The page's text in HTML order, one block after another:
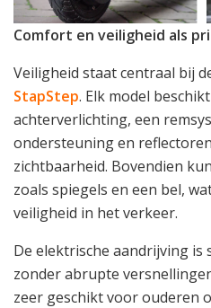
Comfort en veiligheid als
Veiligheid staat centraal bij
StapStep. Elk model
achterverlichting, een
ondersteuning en
zichtbaarheid. Bovendien
zoals spiegels en een bel,
veiligheid in het verkeer.
De elektrische aandrijving is
zonder abrupte
zeer geschikt voor ouderen